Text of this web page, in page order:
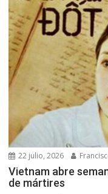
22 julio, 2026
Vietnam abre
de mártires